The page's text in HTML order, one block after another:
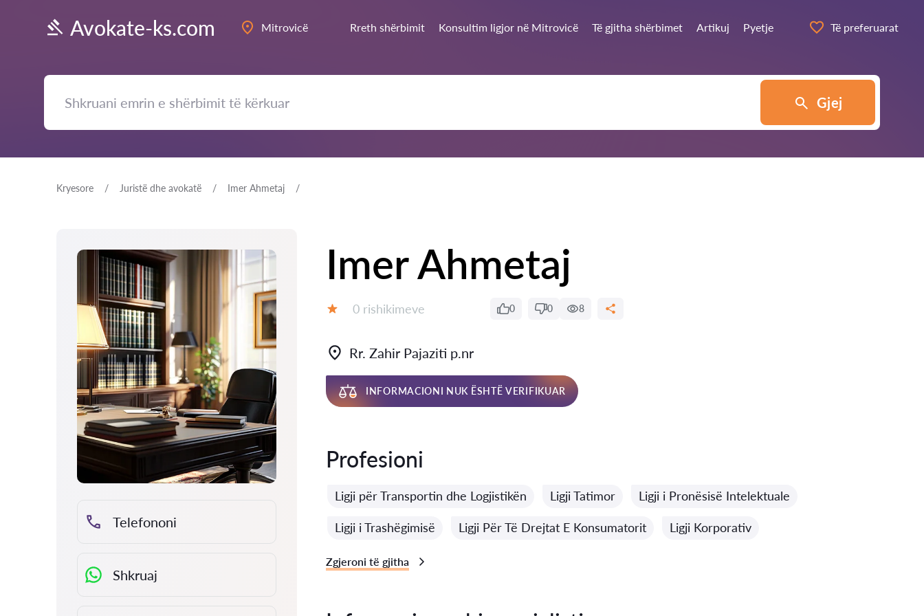
Avokate-ks.com Mitrovicë Rreth shërbimit Konsultim ligjor në Mitrovicë Të gjitha shërbimet Artikuj Pyetje Të preferuarat
Gjej
Kryesore Juristë dhe avokatë Imer Ahmetaj
Telefononi
Shkruaj
Imer Ahmetaj
Rishikime:
0 rishikimeve 0 0 8
Rr. Zahir Pajaziti p.nr
INFORMACIONI NUK ËSHTË VERIFIKUAR
Profesioni
Ligji për Transportin dhe Logjistikën Ligji Tatimor Ligji i Pronësisë Intelektuale
Ligji i Trashëgimisë Ligji Për Të Drejtat E Konsumatorit Ligji Korporativ
Zgjeroni të gjitha